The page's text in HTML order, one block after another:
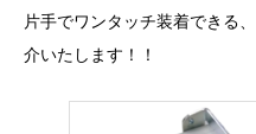
片手でワンタッチ装着できる
介いたします！！